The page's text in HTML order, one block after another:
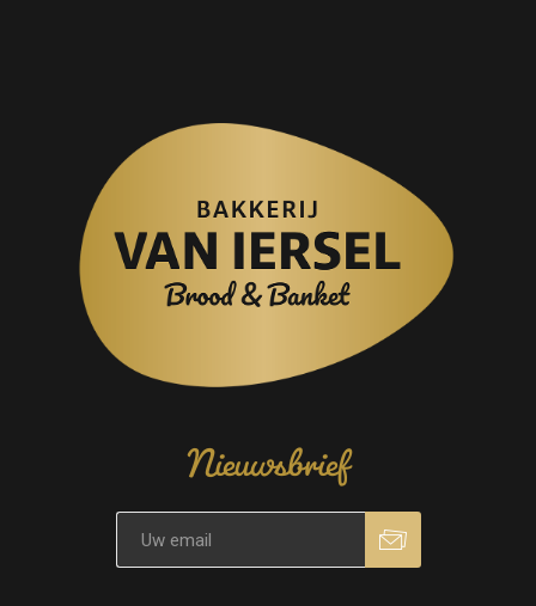
Nieuwsbrief